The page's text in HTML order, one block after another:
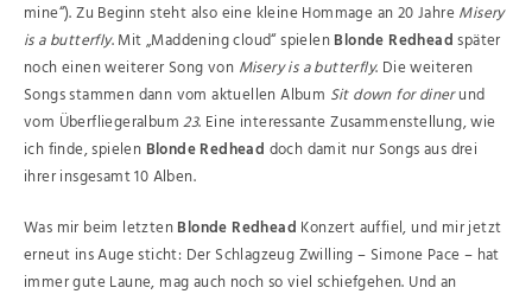
mine“). Zu Beginn steht also eine kleine Hommage an 20 JahreMisery
is a butterfly. Mit „Maddening cloud“ spielenBlonde Redheadspäter
noch einen weiterer Song von Misery is a butterfly. Die weiteren
Songs stammen dann vom aktuellen Album Sit down for dinerund
vom Überfliegeralbum23. Eine interessante Zusammenstellung, wie
ich finde, spielen Blonde Redhead doch damit nur Songs aus drei
ihrer insgesamt 10 Alben.
Was mir beim letztenBlonde Redhead Konzert auffiel, und mir jetzt
erneut ins Auge sticht: Der Schlagzeug Zwilling – Simone Pace – hat
immer gute Laune, mag auch noch so viel schiefgehen. Und an